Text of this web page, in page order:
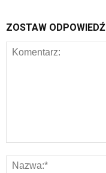
ZOSTAW ODPOWIEDŹ